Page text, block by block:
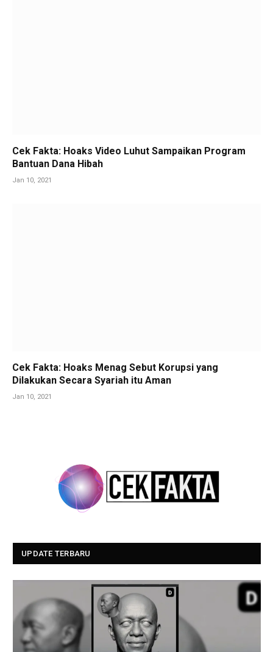
Cek Fakta: Hoaks Video Luhut Sampaikan Program
Bantuan Dana Hibah
Jan 10, 2021
Cek Fakta: Hoaks Menag Sebut Korupsi yang
Dilakukan Secara Syariah itu Aman
Jan 10, 2021
UPDATE TERBARU